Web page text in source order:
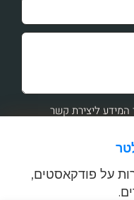
המידע ליצירת קשר
שלנו.
על פודקאסטים,